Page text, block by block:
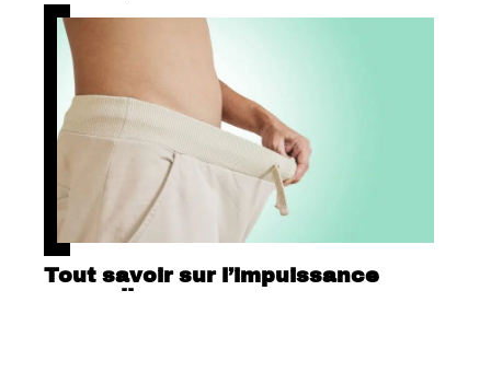
Tout savoir sur l’impuissance
masculine